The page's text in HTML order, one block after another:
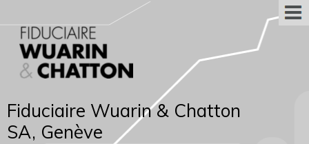
Fiduciaire Wuarin & Chatton
SA, Genève